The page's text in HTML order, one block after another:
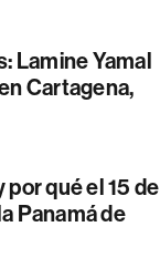
Lamine Yamal
Cartagena,
qué el 15 de
Panamá de